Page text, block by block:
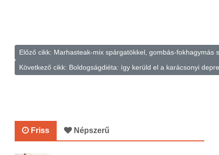
Előző cikk: Marhasteak-mix spárgatökkel, gombás-fokhagymás
Következő cikk: Boldogságdiéta: így kerüld el a karácsonyi
Friss Népszerű